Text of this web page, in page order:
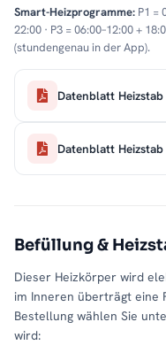
Smart-Heizprogramme: P1 =
22:00 · P3 = 06:00–12:00 +
(stundengenau in der App).
Datenblatt
Datenblatt
Befüllung &
Dieser Heizkörper wird
im Inneren überträgt eine
Bestellung wählen Sie
wird: